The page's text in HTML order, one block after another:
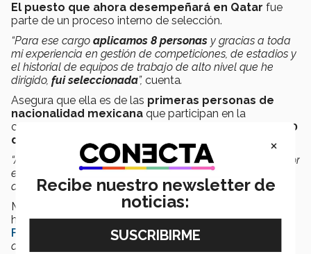
El puesto que ahora desempeñará en Qatar fue
parte de un proceso interno de selección.
“Para ese cargo aplicamos 8 personas y gracias a toda
mi experiencia en gestión de competiciones, de estadios y
el historial de equipos de trabajo de alto nivel que he
dirigido, fui seleccionada”, cuenta.
Asegura que ella es de las primeras personas de
nacionalidad mexicana que participan en la
organización del
20
de noviembrey finalizará el
18 de diciembre.
“Aunque el mundial es a mediados de noviembre, mi labor
en Qatar comienza desde el 1 de noviembre hasta
diciembre, cuando termina”,cuenta a CONECTA.
Marely también comparte que adquirió muchas de sus
habilidades después de haber dirigido laCopa Mundial
Femenina de Fútbol Sub-20 de 2022,
destacar”
×
Recibe nuestro newsletter de
noticias: